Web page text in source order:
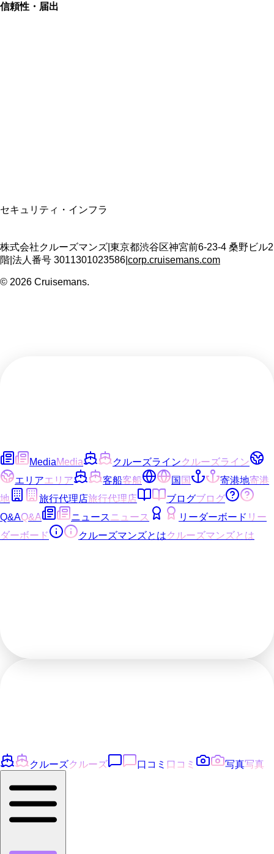
信頼性・届出
セキュリティ・インフラ
株式会社クルーズマンズ 東京都渋谷区神宮前6-23-4 桑野ビル2
階 法人番号 3011301023586 corp.cruisemans.com
© 2026 Cruisemans.
MediaMedia クルーズラインクルーズライン
エリアエリア 客船客船 国国 寄港地寄港
地
旅行代理店旅行代理店 ブログブログ
Q&AQ&A ニュース ニュース リーダーボード リー
ダーボード
クルーズマンズとはクルーズマンズとは
クルーズクルーズ 口コミ 口コミ 写真写真